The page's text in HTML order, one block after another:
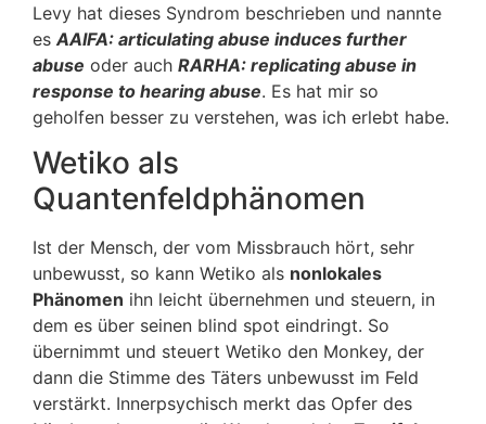
Levy hat dieses Syndrom beschrieben und nannte
es AAIFA: articulating abuse induces further
abuse oder auch RARHA: replicating abuse in
response to hearing abuse. Es hat mir so
geholfen besser zu verstehen, was ich erlebt habe.
Wetiko als
Quantenfeldphänomen
Ist der Mensch, der vom Missbrauch hört, sehr
unbewusst, so kann Wetiko als nonlokales
Phänomen ihn leicht übernehmen und steuern, in
dem es über seinen blind spot eindringt. So
übernimmt und steuert Wetiko den Monkey, der
dann die Stimme des Täters unbewusst im Feld
verstärkt. Innerpsychisch merkt das Opfer des